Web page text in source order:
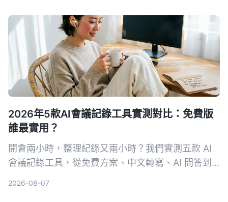
2026年5款AI會議記錄工具實測對比：免費版
誰最實用？
開會兩小時，整理紀錄又兩小時？我們實測五款 AI
會議記錄工具，從免費方案、中文轉寫、AI 問答到
2026-08-07